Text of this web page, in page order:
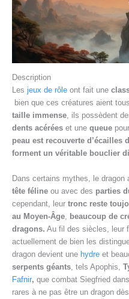
Description
Les jeux de rôle ont fait une
bien que ces créatures aient
taille immense, ils possèdent
dents acérées et une queue pour
peau est recouverte d’écailles
forment un véritable bouclier
Dans certains mythes, le dragon
tête féline ou avec des parties
cependant, leur tronc reste
au Moyen-Âge beaucoup de
dragons. Au fil des siècles, leur
actuellement de bien les
dragon devient une hydre et
serpents géants , tels Apophis,
Fafnir, que combat Siegfried
rares à ne pas être un dragon